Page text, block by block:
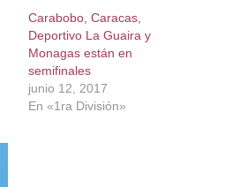
Carabobo, Caracas,
Deportivo La Guaira y
Monagas están en
semifinales
junio 12, 2017
En «1ra División»